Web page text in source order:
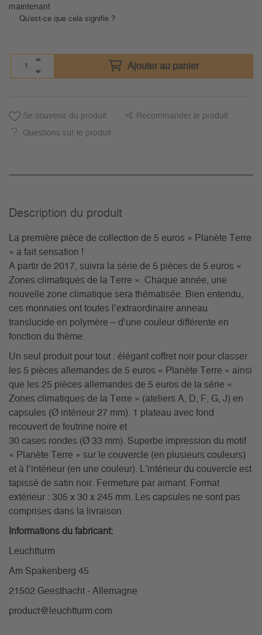
maintenant
Qu'est-ce que cela signifie ?
Ajouter au panier
Se souvenir du produit Recommander le produit
Questions sur le produit
Description du­ produit
La première pièce de collection de 5 euros « Planète Terre
» a fait sensation !
A partir de 2017, suivra la série de 5 pièces de 5 euros «
Zones climatiques de la Terre ». Chaque année, une
nouvelle zone climatique sera thématisée. Bien entendu,
ces monnaies ont toutes l’extraordinaire anneau
translucide en polymère – d’une couleur différente en
fonction du thème.
Un seul produit pour tout : élégant coffret noir pour classer
les 5 pièces allemandes de 5 euros « Planète Terre » ainsi
que les 25 pièces allemandes de 5 euros de la série «
Zones climatiques de la Terre » (ateliers A, D, F, G, J) en
capsules (Ø intérieur 27 mm). 1 plateau avec fond
recouvert de feutrine noire et
30 cases rondes (Ø 33 mm). Superbe impression du motif
« Planète Terre » sur le couvercle (en plusieurs couleurs)
et à l’intérieur (en une couleur). L’intérieur du couvercle est
tapissé de satin noir. Fermeture par aimant. Format
extérieur : 305 x 30 x 245 mm. Les capsules ne sont pas
comprises dans la livraison.
Informations du fabricant:
Leuchtturm
Am Spakenberg 45
21502 Geesthacht - Allemagne
product@leuchtturm.com